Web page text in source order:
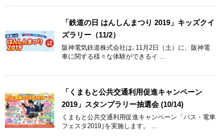
「鉄道の日 はんしんまつり 2019」キッズクイ
ズラリー（11/2）
阪神電気鉄道株式会社は､11月2日（土）に、阪神電
車に関する様々な体験ができるイ ...
「くまもと公共交通利用促進キャンペーン
2019」スタンプラリー抽選会 (10/14)
くまもと公共交通利用促進キャンペーン「バス・電車
フェスタ2019｣を実施します。 ...